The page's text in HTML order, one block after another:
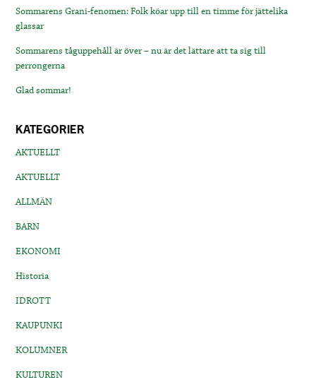
Sommarens Grani-fenomen: Folk köar upp till en timme för jättelika
glassar
Sommarens tåguppehåll är över – nu är det lättare att ta sig till
perrongerna
Glad sommar!
KATEGORIER
AKTUELLT
AKTUELLT
ALLMÄN
BARN
EKONOMI
Historia
IDROTT
KAUPUNKI
KOLUMNER
KULTUREN